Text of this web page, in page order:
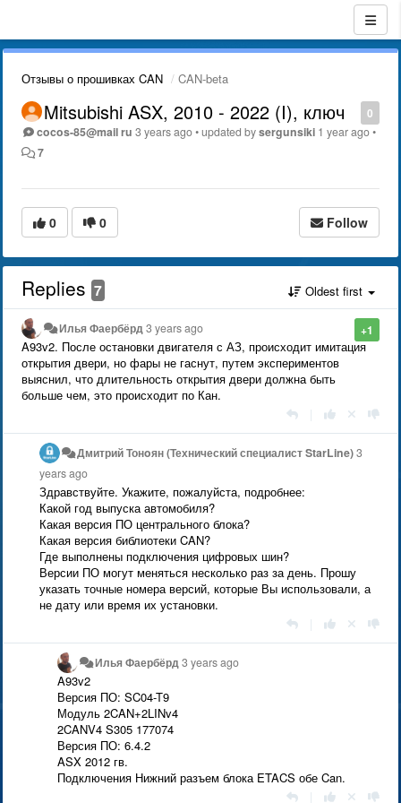
Отзывы о прошивках CAN CAN-beta
0
Mitsubishi ASX, 2010 - 2022 (I), ключ
cocos-85@mail ru 3 years ago•updated bysergunsiki 1 year ago•
7
0 0 Follow
Replies 7 Oldest first
+1
Илья Фаербёрд3 years ago
A93v2. После остановки двигателя с АЗ, происходит имитация
открытия двери, но фары не гаснут, путем экспериментов
выяснил, что длительность открытия двери должна быть
больше чем, это происходит по Кан.
Дмитрий Тонoян (Технический специалист StarLine)3
years ago
Здравствуйте. Укажите, пожалуйста, подробнее:
Какой год выпуска автомобиля?
Какая версия ПО центрального блока?
Какая версия библиотеки CAN?
Где выполнены подключения цифровых шин?
Версии ПО могут меняться несколько раз за день. Прошу
указать точные номера версий, которые Вы использовали, а
не дату или время их установки.
Илья Фаербёрд3 years ago
A93v2
Версия ПО: SC04-T9
Модуль 2CAN+2LINv4
2CANV4 S305 177074
Версия ПО: 6.4.2
ASX 2012 гв.
Подключения Нижний разъем блока ETACS обе Can.